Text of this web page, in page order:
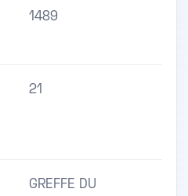
1489
21
GREFFE DU